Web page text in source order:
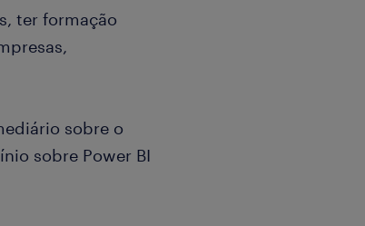
ter formação
sobre o
sobre Power BI